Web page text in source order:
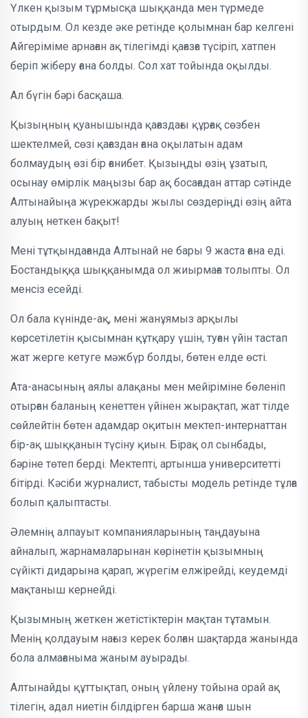
Үлкен қызым тұрмысқа шыққанда мен түрмеде
отырдым. Ол кезде әке ретінде қолымнан бар келгені
Айгеріміме арнаған ақ тілегімді қағазға түсіріп, хатпен
беріп жіберу ғана болды. Сол хат тойында оқылды.
Ал бүгін бәрі басқаша.
Қызыңның қуанышында қағаздағы құрғақ сөзбен
шектелмей, сөзі қағаздан ғана оқылатын адам
болмаудың өзі бір ғанибет. Қызыңды өзің ұзатып,
осынау өмірлік маңызы бар ақ босағадан аттар сәтінде
Алтынайыңа жүрекжарды жылы сөздеріңді өзің айта
алуың неткен бақыт!
Мені тұтқындағанда Алтынай не бары 9 жаста ғана еді.
Бостандыққа шыққанымда ол жиырмаға толыпты. Ол
менсіз есейді.
Ол бала күнінде-ақ, мені жанұямыз арқылы
көрсетілетін қысымнан құтқару үшін, туған үйін тастап
жат жерге кетуге мәжбүр болды, бөтен елде өсті.
Ата-анасының аялы алақаны мен мейіріміне бөленіп
отырған баланың кенеттен үйінен жырақтап, жат тілде
сөйлейтін бөтен адамдар оқитын мектеп-интернаттан
бір-ақ шыққанын түсіну қиын. Бірақ ол сынбады,
бәріне төтеп берді. Мектепті, артынша университетті
бітірді. Кәсіби журналист, табысты модель ретінде тұлға
болып қалыптасты.
Әлемнің алпауыт компанияларының таңдауына
айналып, жарнамаларынан көрінетін қызымның
сүйікті дидарына қарап, жүрегім елжірейді, кеудемді
мақтаныш кернейді.
Қызымның жеткен жетістіктерін мақтан тұтамын.
Менің қолдауым нағыз керек болған шақтарда жанында
бола алмағаныма жаным ауырады.
Алтынайды құттықтап, оның үйлену тойына орай ақ
тілегін, адал ниетін білдірген барша жанға шын